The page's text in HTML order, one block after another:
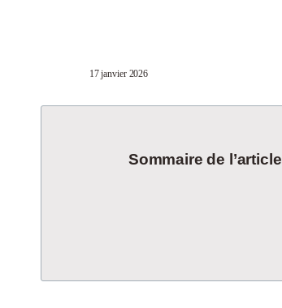
17 janvier 2026
Sommaire de l’article